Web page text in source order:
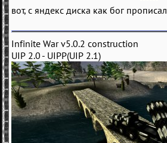
вот, с яндекс диска как бог прописал
Infinite War v5.0.2 construction
UIP 2.0 - UIPP(UIP 2.1)